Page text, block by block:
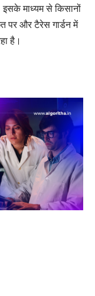
माध्यम से किसानों
पर और टैरेस गार्डन में
है।